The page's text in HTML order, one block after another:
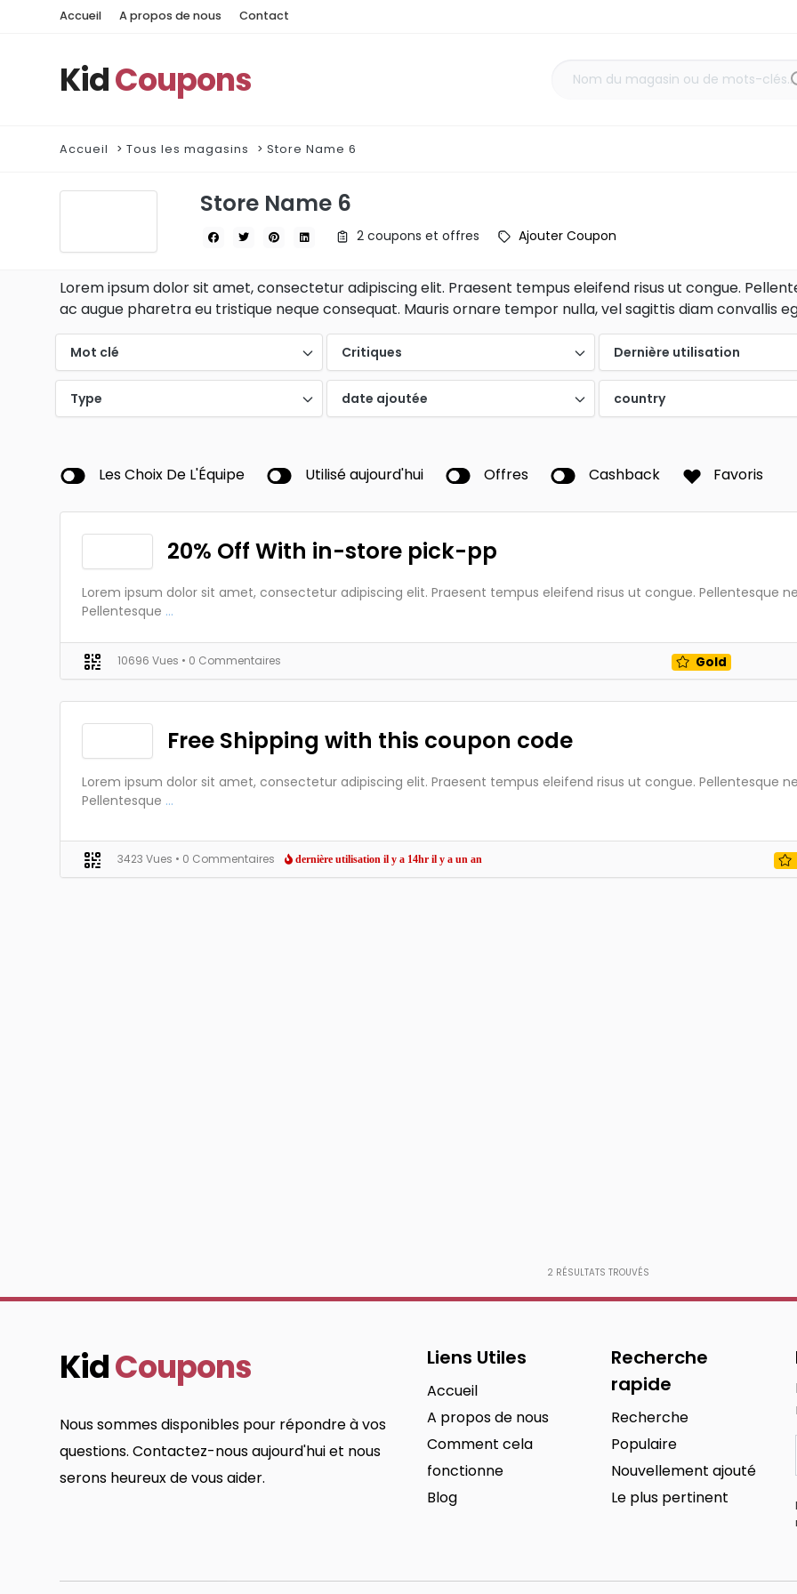
Accueil A propos de nous Contact
KidCoupons
Accueil Tous les magasins Store Name 6
Store Name 6
2 coupons et offres Ajouter Coupon
Lorem ipsum dolor sit amet, consectetur adipiscing elit. Praesent tempus eleifend risus ut congue.
ac augue pharetra eu tristique neque consequat. Mauris ornare tempor nulla, vel sagittis diam convallis
Mot clé Critiques Dernière utilisation
Type date ajoutée country
Les Choix De L'Équipe Utilisé aujourd'hui Offres Cashback Favoris
20% Off With in-store pick-pp
Lorem ipsum dolor sit amet, consectetur adipiscing elit. Praesent tempus eleifend risus ut congue. Pellentesque
Pellentesque ...
10696 Vues • 0 Commentaires Gold
Free Shipping with this coupon code
Lorem ipsum dolor sit amet, consectetur adipiscing elit. Praesent tempus eleifend risus ut congue. Pellentesque
Pellentesque ...
3423 Vues • 0 Commentaires dernière utilisation il y a 14hr il y a un an
2 RÉSULTATS TROUVÉS
KidCoupons
Nous sommes disponibles pour répondre à vos
questions. Contactez-nous aujourd'hui et nous
serons heureux de vous aider.
Liens Utiles
Accueil
A propos de nous
Comment cela
fonctionne
Blog
Recherche
rapide
Recherche
Populaire
Nouvellement ajouté
Le plus pertinent